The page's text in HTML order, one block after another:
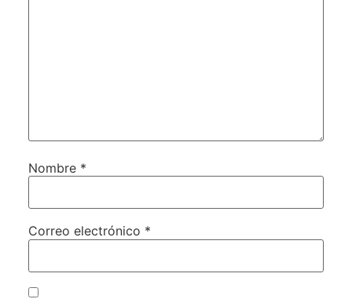
Nombre *
Correo electrónico *